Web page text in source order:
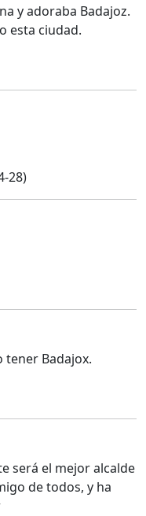
y adoraba Badajoz.
esta ciudad.
28)
tener Badajox.
será el mejor alcalde
de todos, y ha